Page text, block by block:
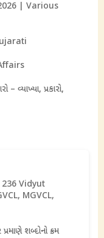
| Various
વ્યાખ્યા, પ્રકારો,
236 Vidyut
MGVCL,
શબ્દોનો ક્રમ